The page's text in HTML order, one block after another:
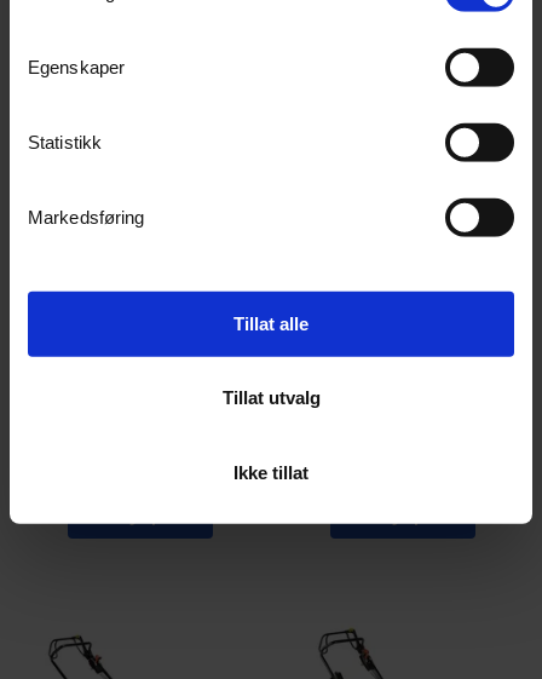
Egenskaper
Statistikk
Markedsføring
Tillat alle
Tillat utvalg
Ikke tillat
Honda HRN536CVY gressklipper